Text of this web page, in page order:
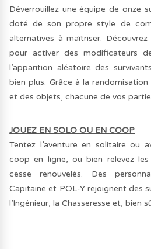
Déverrouillez une équipe de onze
doté de son propre style de
alternatives à maîtriser.
pour activer des modificateurs
l’apparition aléatoire des
bien plus. Grâce à la
et des objets, chacune de vos
JOUEZ EN SOLO OU EN COOP
Tentez l’aventure en solitaire ou
coop en ligne, ou bien relevez
cesse renouvelés. Des
Capitaine et POL-Y rejoignent des
l’Ingénieur, la Chasseresse et, bien